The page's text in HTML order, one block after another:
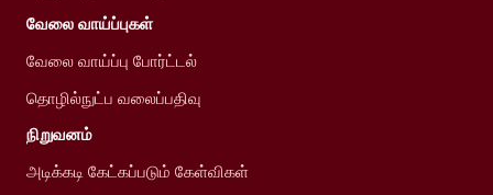
வேலை வாய்ப்புகள்
வேலை வாய்ப்பு போர்ட்டல்
தொழில்நுட்ப வலைப்பதிவு
நிறுவனம்
அடிக்கடி கேட்கப்படும் கேள்விகள்